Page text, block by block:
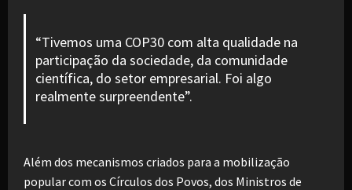
“Tivemos uma COP30 com alta qualidade na
participação da sociedade, da comunidade
científica, do setor empresarial. Foi algo
realmente surpreendente”.
Além dos mecanismos criados para a mobilização
popular com os Círculos dos Povos, dos Ministros de